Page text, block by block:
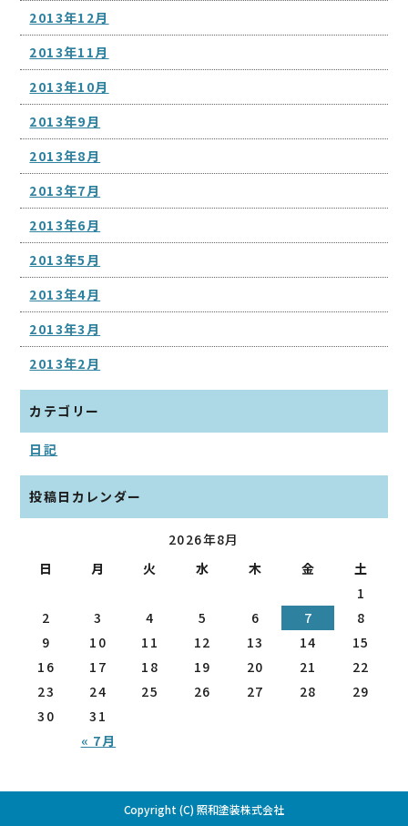
2013年12月
2013年11月
2013年10月
2013年9月
2013年8月
2013年7月
2013年6月
2013年5月
2013年4月
2013年3月
2013年2月
カテゴリー
日記
投稿日カレンダー
2026年8月
日
月 火 水 木 金 土
« 7月
1
2
3 4 5 6 7
8
9
10 11 12 13 14
15
16
17 18 19 20 21
22
23
24 25 26 27 28
29
30
31
Copyright (C) 照和塗装株式会社